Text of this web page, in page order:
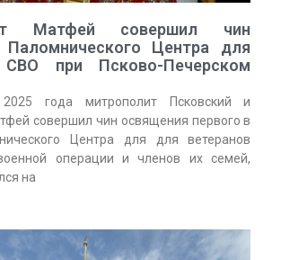
Матфей совершил чин
Паломнического Центра для
СВО при Псково-Печерском
года митрополит Псковский и
совершил чин освящения первого в
Центра для для ветеранов
операции и членов их семей,
на